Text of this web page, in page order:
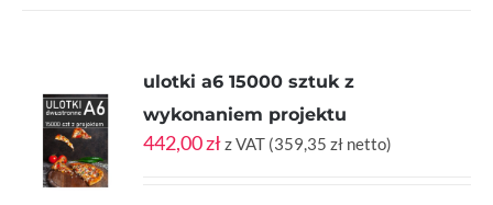
ulotki a6 15000 sztuk z
wykonaniem projektu
442,00złz VAT (359,35zł netto)